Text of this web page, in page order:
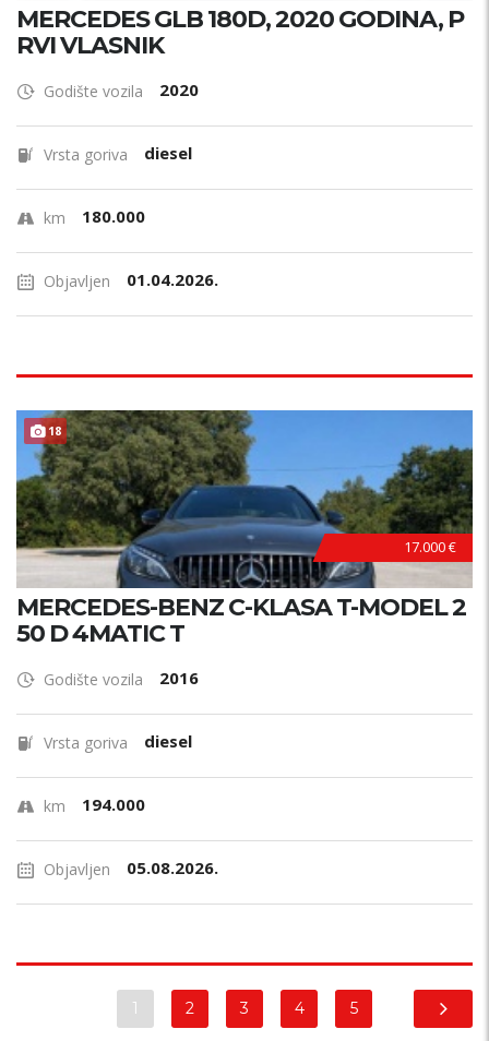
MERCEDES GLB 180D, 2020 GODINA, P
RVI VLASNIK
Godište vozila 2020
Vrsta goriva diesel
km 180.000
Objavljen 01.04.2026.
18
17.000 €
MERCEDES-BENZ C-KLASA T-MODEL 2
50 D 4MATIC T
Godište vozila 2016
Vrsta goriva diesel
km 194.000
Objavljen 05.08.2026.
1 2 3 4 5